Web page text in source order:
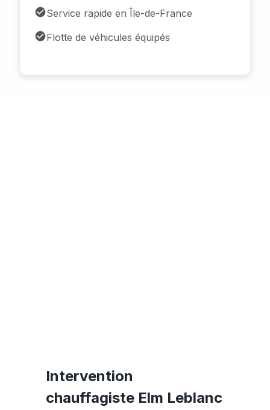
Service rapide en Île-de-France
Flotte de véhicules équipés
Intervention
chauffagiste Elm Leblanc